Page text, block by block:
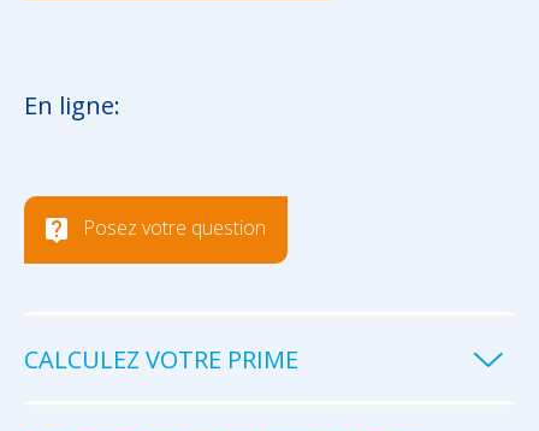
En ligne:
Posez votre question
CALCULEZ VOTRE PRIME